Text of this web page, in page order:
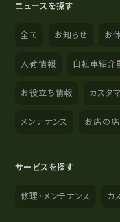
ニュースを探す
全て お知らせ お
入荷情報 自転車紹介
お役立ち情報 カスタ
メンテナンス お店の
サービスを探す
修理・メンテナンス カ